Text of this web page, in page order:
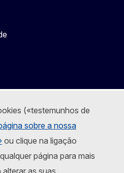
(«testemunhos de
sobre a nossa
ou clique na ligação
página para mais
as suas